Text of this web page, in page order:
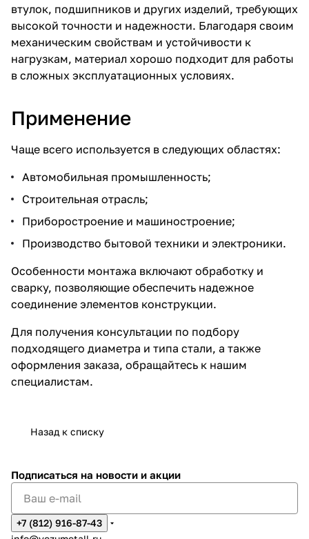
втулок, подшипников и других изделий, требующих
высокой точности и надежности. Благодаря своим
механическим свойствам и устойчивости к
нагрузкам, материал хорошо подходит для работы
в сложных эксплуатационных условиях.
Применение
Чаще всего используется в следующих областях:
Автомобильная промышленность;
Строительная отрасль;
Приборостроение и машиностроение;
Производство бытовой техники и электроники.
Особенности монтажа включают обработку и
сварку, позволяющие обеспечить надежное
соединение элементов конструкции.
Для получения консультации по подбору
подходящего диаметра и типа стали, а также
оформления заказа, обращайтесь к нашим
специалистам.
Назад к списку
Подписаться на новости и акции
+7 (812) 916-87-43